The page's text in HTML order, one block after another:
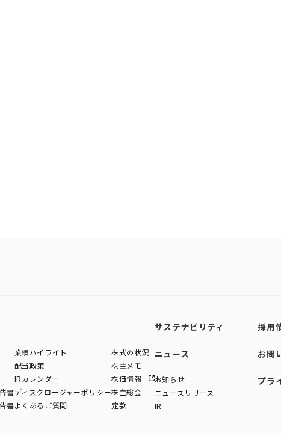
書
書
業績ハイライト
配当政策
IRカレンダー
ディスクロージャーポリシー
よくあるご質問
株式の状況
株主メモ
株価情報
株主総会
定款
サステナビリティ
ニュース
お知らせ
ニュースリリース
IR
採用
お問
プラ